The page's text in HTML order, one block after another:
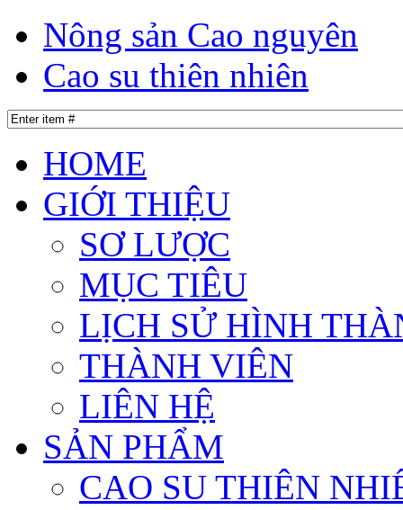
Nông sản Cao nguyên
Cao su thiên nhiên
HOME
GIỚI THIỆU
SƠ LƯỢC
MỤC TIÊU
LỊCH SỬ HÌNH
THÀNH VIÊN
LIÊN HỆ
SẢN PHẨM
CAO SU THIÊN